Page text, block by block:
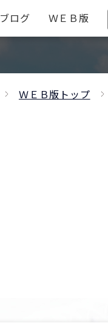
ブログ ＷＥＢ版
ＷＥＢ版トップ